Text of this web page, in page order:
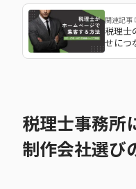
関連記事
税理士
せにつ
税理士事務所
制作会社選び